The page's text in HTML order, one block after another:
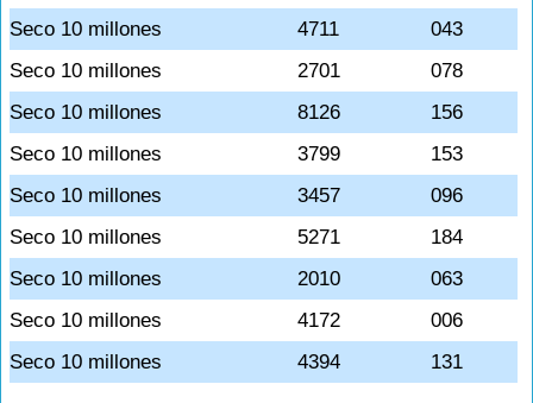
Seco 10 millones
4711
043
Seco 10 millones
2701
078
Seco 10 millones
8126
156
Seco 10 millones
3799
153
Seco 10 millones
3457
096
Seco 10 millones
5271
184
Seco 10 millones
2010
063
Seco 10 millones
4172
006
Seco 10 millones
4394 131